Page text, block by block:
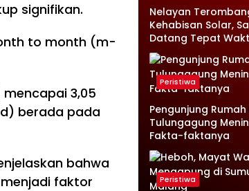
signifikan.
to month (m-
3,05
berada pada
bahwa
faktor
Nelayan
Kehabisan Solar,
Datang Tepat
Peristiwa
Pengunjung
Tulungagung
Fakta-faktanya
Peristiwa